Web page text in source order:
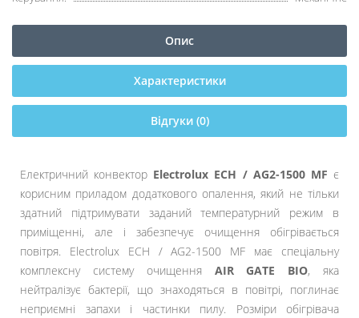
Опис
Характеристики
Відгуки (0)
Електричний конвектор Electrolux ECH / AG2-1500 MF є
корисним приладом додаткового опалення, який не тільки
здатний підтримувати заданий температурний режим в
приміщенні, але і забезпечує очищення обігрівається
повітря. Electrolux ECH / AG2-1500 MF має спеціальну
комплексну систему очищення AIR GATE BIO, яка
нейтралізує бактерії, що знаходяться в повітрі, поглинає
неприємні запахи і частинки пилу. Розміри обігрівача